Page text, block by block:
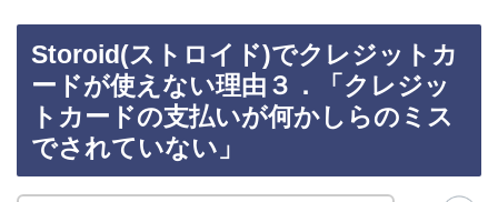
Storoid(ストロイド)でクレジットカ
ードが使えない理由３．「クレジッ
トカードの支払いが何かしらのミス
でされていない」